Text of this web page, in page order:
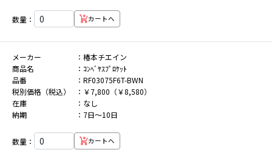
数量： カートへ
メーカー
椿本チエイン
商品名
ｺﾝﾍﾞﾔｽﾌﾟﾛｹｯﾄ
品番
RF03075F6T-BWN
税別価格（税込）
￥7,800（￥8,580）
在庫
なし
納期
7日～10日
数量： カートへ